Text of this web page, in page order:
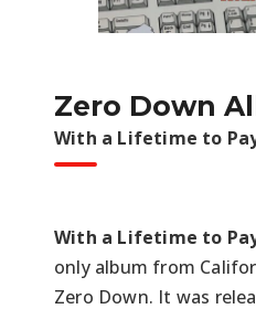
Zero Down
With a Lifetime to
With a Lifetime to
only album from
Zero Down. It was